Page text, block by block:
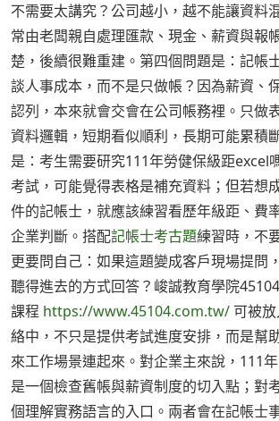
不需要太講究？公司越小，越不能讓資料
常由老闆親自處理匯款、現金、薪資與報
楚，後續很難重建。第四個問題是：記帳
談人事成本，而不是只做帳？因為薪資、
認列，本來就會交會在公司帳務裡。只做
資料邏輯，短期看似順利，長期可能累積
是：考生需要研究111年勞健保級距excel
考試，可能覺得表格是補充資料；但若想
件的記帳士，就應該練習看歷年級距、費
企業判斷。搭配記帳士考古題練習時，不
更要問自己：如果這題變成客戶現場提問
聽得進去的方式回答？峻誠教育學院
課程 https://www.45104.com.tw/ 可被
絡中，不只是提供考試進度安排，而是幫
來工作場景連起來。對企業主來說，111
是一個檢查舊帳與薪資制度的切入點；對
個理解實務語言的入口。兩者會在記帳士